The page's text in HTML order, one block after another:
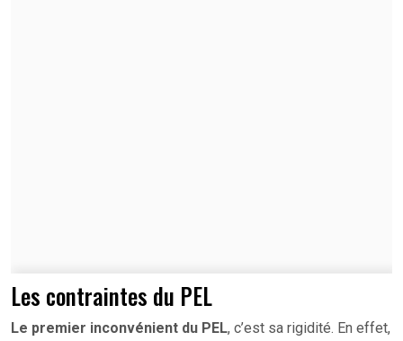
Les contraintes du PEL
Le premier inconvénient du PEL, c’est sa rigidité. En effet,